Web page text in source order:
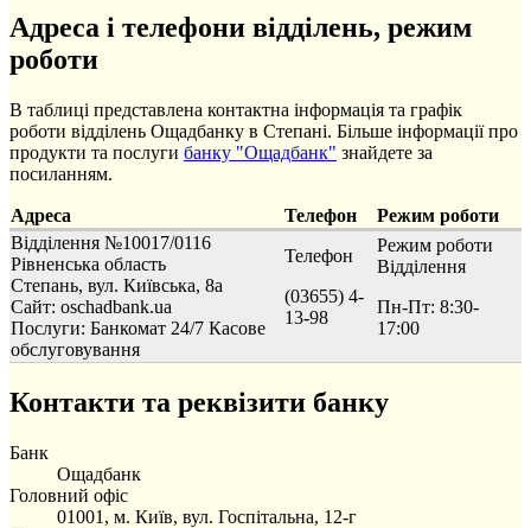
Адреса і телефони відділень, режим
роботи
В таблиці представлена контактна інформація та графік
роботи відділень Ощадбанку в Степані. Більше інформації про
продукти та послуги банку "Ощадбанк" знайдете за
посиланням.
Адреса Телефон
Режим роботи
Відділення №10017/0116
Рівненська область
Степань, вул. Київська, 8а
Сайт: oschadbank.ua
Послуги: Банкомат 24/7 Касове
обслуговування
Телефон
(03655) 4-
13-98
Режим роботи
Відділення
Пн-Пт: 8:30-
17:00
Контакти та реквізити банку
Банк
Ощадбанк
Головний офіс
01001, м. Київ, вул. Госпітальна, 12-г